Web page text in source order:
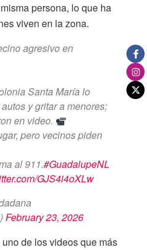
persona, lo que ha
viven en la zona.
agresivo en
Santa María lo
y gritar a menores;
en video.
pero vecinos piden
al 911.#GuadalupeNL
GJS4i4oXLw
February 23, 2026
de los videos que más